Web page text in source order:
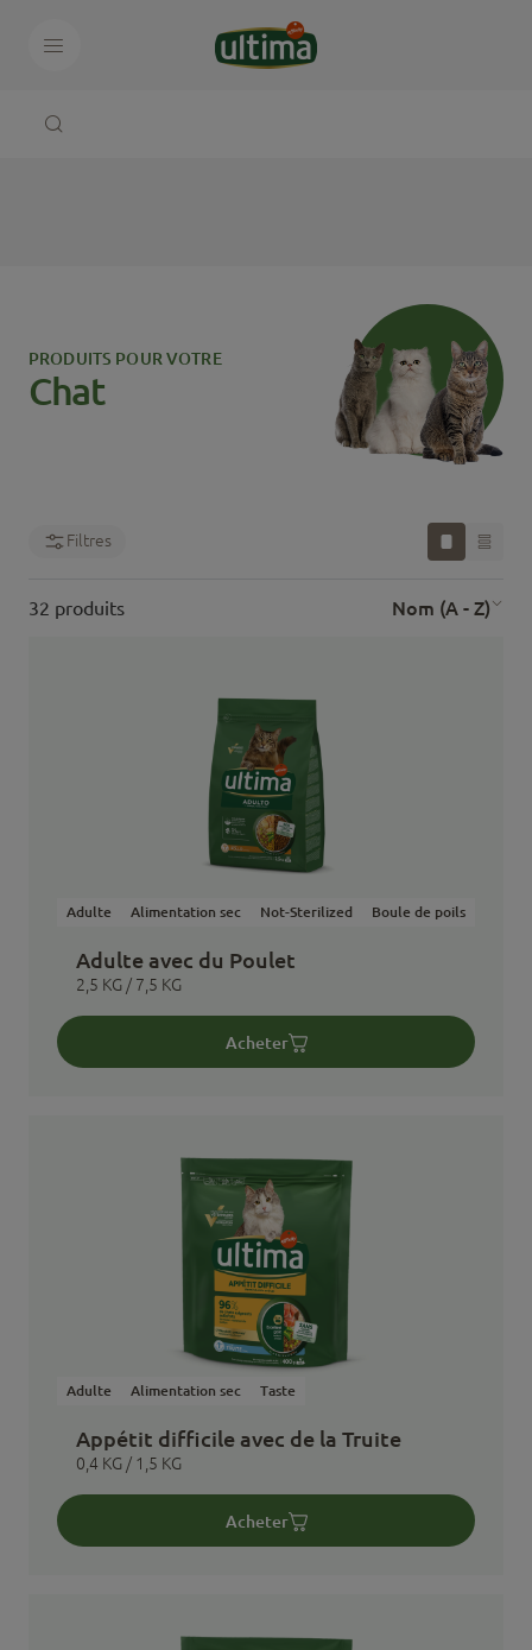
PRODUITS POUR VOTRE
Chat
Filtres
32 produits Nom (A - Z)
Adulte Alimentation sec Not-Sterilized Boule de poils
Adulte avec du Poulet
2,5 KG / 7,5 KG
Acheter
Adulte Alimentation sec Taste
Appétit difficile avec de la Truite
0,4 KG / 1,5 KG
Acheter